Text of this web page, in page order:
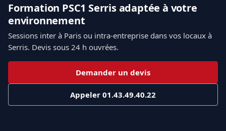
Formation PSC1 Serris adaptée à votre
environnement
Sessions inter à Paris ou intra-entreprise dans vos locaux à
Serris. Devis sous 24 h ouvrées.
Demander un devis
Appeler 01.43.49.40.22